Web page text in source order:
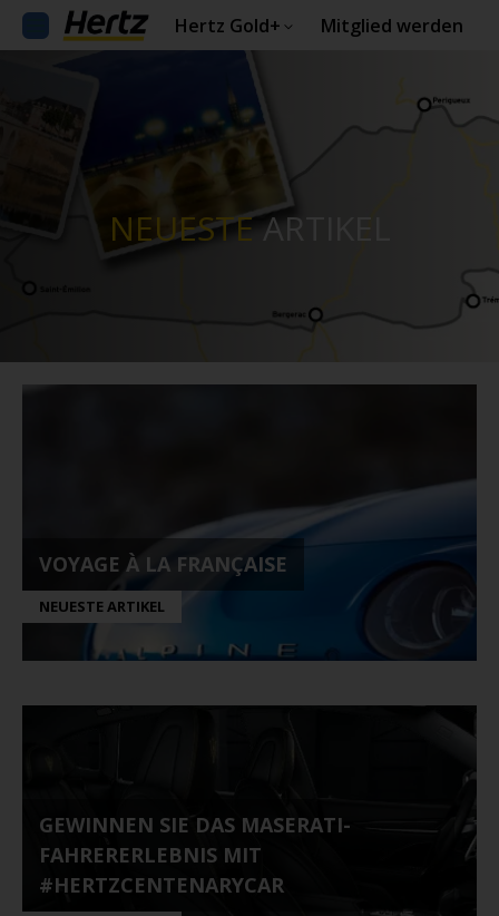
Hertz Gold+ Mitglied werden
NEUESTEARTIKEL
VOYAGE À LA FRANÇAISE
NEUESTE ARTIKEL
GEWINNEN SIE DAS MASERATI-
FAHRERERLEBNIS MIT
#HERTZCENTENARYCAR